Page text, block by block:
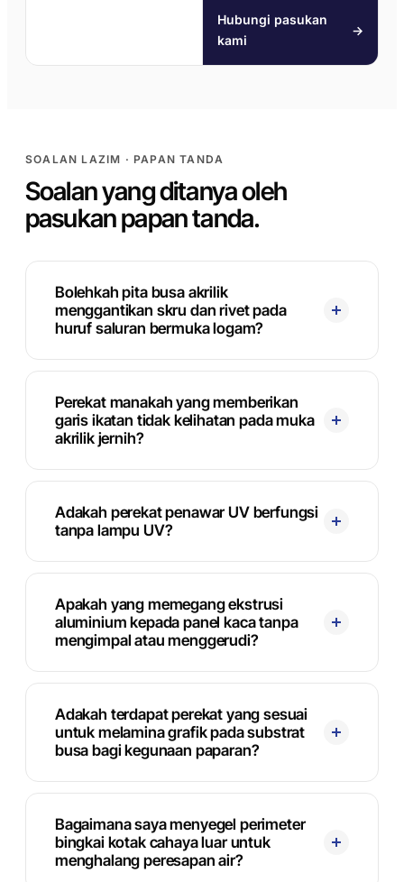
Hubungi pasukan
kami
→
SOALAN LAZIM · PAPAN TANDA
Soalan yang ditanya oleh
pasukan papan tanda.
Bolehkah pita busa akrilik
menggantikan skru dan rivet pada
huruf saluran bermuka logam?
Perekat manakah yang memberikan
garis ikatan tidak kelihatan pada muka
akrilik jernih?
Adakah perekat penawar UV berfungsi
tanpa lampu UV?
Apakah yang memegang ekstrusi
aluminium kepada panel kaca tanpa
mengimpal atau menggerudi?
Adakah terdapat perekat yang sesuai
untuk melamina grafik pada substrat
busa bagi kegunaan paparan?
Bagaimana saya menyegel perimeter
bingkai kotak cahaya luar untuk
menghalang peresapan air?